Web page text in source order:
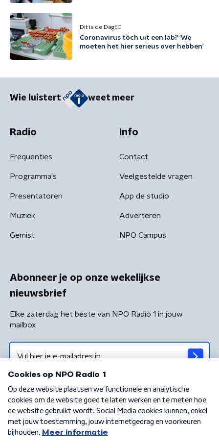
Dit is de DagEO
Coronavirus tóch uit een lab? 'We
moeten het hier serieus over hebben'
Wie luistert weet meer
Radio
Frequenties
Programma's
Presentatoren
Muziek
Gemist
Info
Contact
Veelgestelde vragen
App de studio
Adverteren
NPO Campus
Abonneer je op onze wekelijkse
nieuwsbrief
Elke zaterdag het beste van NPO Radio 1 in jouw
mailbox
Algemene voorwaarden